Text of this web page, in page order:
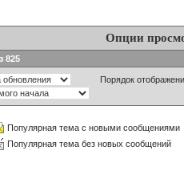
Опции
825
Порядок
Популярная тема с новыми сообщениями
Популярная тема без новых сообщений